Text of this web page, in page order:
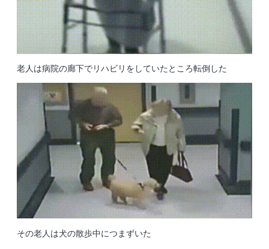
老人は病院の廊下でリハビリをしていたところ転倒した
その老人は犬の散歩中につまずいた